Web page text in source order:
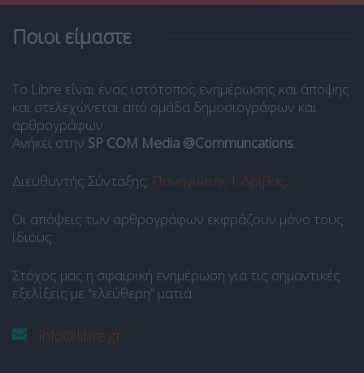
Ποιοι είμαστε
Το Libre είναι ένας ιστότοπος ενημέρωσης και άποψης
και στελεχώνεται από ομάδα δημοσιογράφων και
αρθρογράφων.
Ανήκει στην SP COM Media @Communcations
Διευθυντής Σύνταξης: Παναγιώτης Ι. Δρίβας
Οι απόψεις των αρθρογράφων εκφράζουν μόνο τους
ίδιους.
Στόχος μας η σφαιρική ενημέρωση για τις σημαντικές
εξελίξεις με “ελεύθερη” ματιά.
info@libre.gr